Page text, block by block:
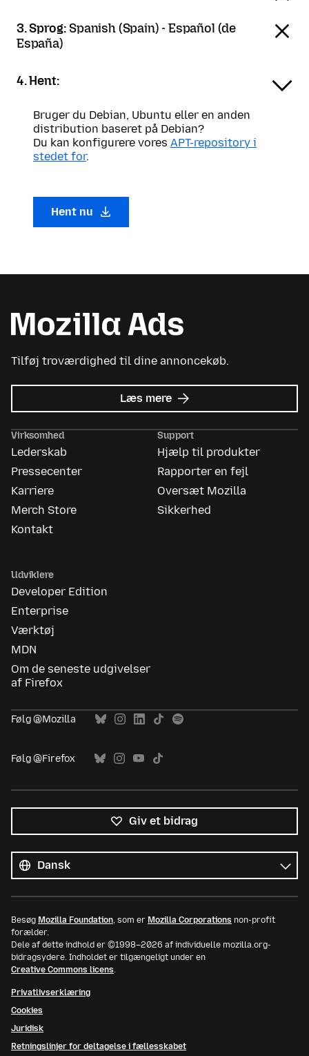
3. Sprog: Spanish (Spain) - Español (de
España)
4. Hent:
Bruger du Debian, Ubuntu eller en anden
distribution baseret på Debian?
Du kan konfigurere vores APT-repository i
stedet for.
Hent nu
Tilføj troværdighed til dine annoncekøb.
Læs mere om
Mozilla
Virksomhed
Lederskab
Pressecenter
Karriere
Merch Store
Kontakt
Support
Hjælp til produkter
Rapporter en fejl
Oversæt Mozilla
Sikkerhed
Udviklere
Developer Edition
Enterprise
Værktøj
MDN
Om de seneste udgivelser
af Firefox
Følg @Mozilla
Følg @Firefox
Giv et bidrag
sprog
Sprog
Besøg Mozilla Foundation, som er Mozilla Corporations non-profit
forælder.
Dele af dette indhold er ©1998–2026 af individuelle mozilla.org-
bidragsydere. Indholdet er tilgængeligt under en
Creative Commons licens.
Privatlivserklæring
Cookies
Juridisk
Retningslinjer for deltagelse i fællesskabet